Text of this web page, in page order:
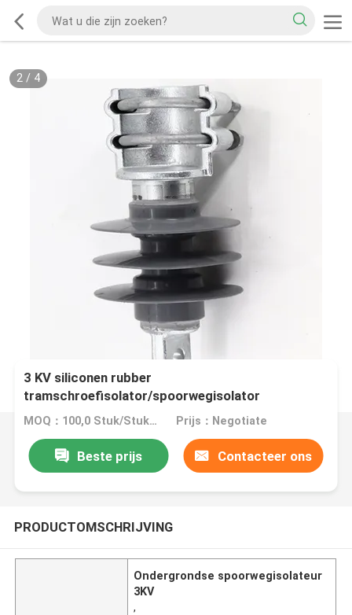
2/ 4
3 KV siliconen rubber
tramschroefisolator/spoorwegisolator
MOQ：100,0 Stuk/Stukken Prijs：Negotiate
Beste prijs Contacteer ons
PRODUCTOMSCHRIJVING
Ondergrondse spoorwegisolateur
3KV
,